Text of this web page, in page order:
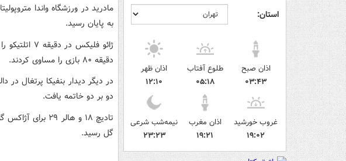
استان:
اذان صبح
۰۳:۴۳
طلوع آفتاب
۰۵:۱۸
اذان ظهر
۱۲:۱۰
غروب خورشید
۱۹:۰۲
اذان مغرب
۱۹:۲۱
نیمه‌شب شرعی
۲۳:۲۳
مادرید در ورزشگاه واندا
به پایان رسید.
ژائو
دقیقه ۸۰ بازی را مساوی کردند.
در دیگر دیدار بنفیکا پرتغال در
دو بر دو خاتمه یافت.
گل رسید.